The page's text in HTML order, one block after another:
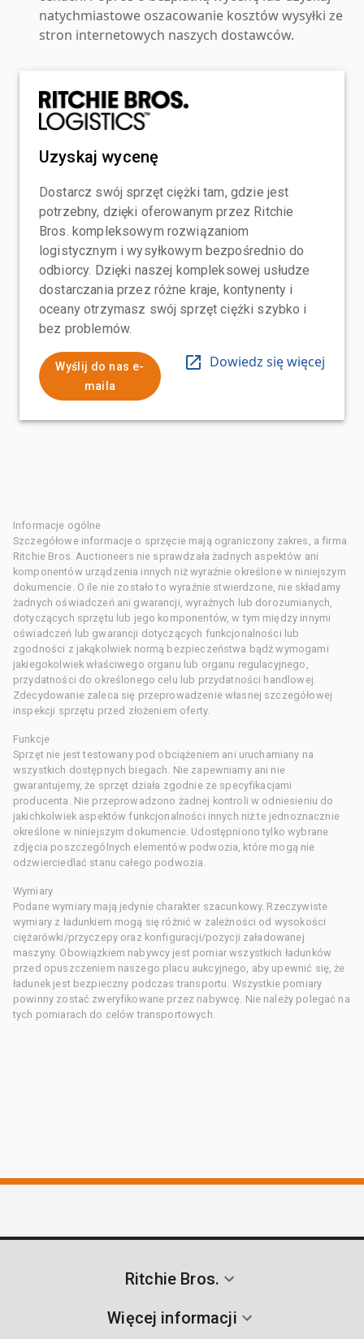
natychmiastowe oszacowanie kosztów wysyłki ze
stron internetowych naszych dostawców.
Uzyskaj wycenę
Dostarcz swój sprzęt ciężki tam, gdzie jest
potrzebny, dzięki oferowanym przez Ritchie
Bros. kompleksowym rozwiązaniom
logistycznym i wysyłkowym bezpośrednio do
odbiorcy. Dzięki naszej kompleksowej usłudze
dostarczania przez różne kraje, kontynenty i
oceany otrzymasz swój sprzęt ciężki szybko i
bez problemów.
Wyślij do nas e-
maila
Dowiedz się więcej
Informacje ogólne
Szczegółowe informacje o sprzęcie mają ograniczony zakres, a firma
Ritchie Bros. Auctioneers nie sprawdzała żadnych aspektów ani
komponentów urządzenia innych niż wyraźnie określone w niniejszym
dokumencie. O ile nie zostało to wyraźnie stwierdzone, nie składamy
żadnych oświadczeń ani gwarancji, wyraźnych lub dorozumianych,
dotyczących sprzętu lub jego komponentów, w tym między innymi
oświadczeń lub gwarancji dotyczących funkcjonalności lub
zgodności z jakąkolwiek normą bezpieczeństwa bądź wymogami
jakiegokolwiek właściwego organu lub organu regulacyjnego,
przydatności do określonego celu lub przydatności handlowej.
Zdecydowanie zaleca się przeprowadzenie własnej szczegółowej
inspekcji sprzętu przed złożeniem oferty.
Funkcje
Sprzęt nie jest testowany pod obciążeniem ani uruchamiany na
wszystkich dostępnych biegach. Nie zapewniamy ani nie
gwarantujemy, że sprzęt działa zgodnie ze specyfikacjami
producenta. Nie przeprowadzono żadnej kontroli w odniesieniu do
jakichkolwiek aspektów funkcjonalności innych niż te jednoznacznie
określone w niniejszym dokumencie. Udostępniono tylko wybrane
zdjęcia poszczególnych elementów podwozia, które mogą nie
odzwierciedlać stanu całego podwozia.
Wymiary
Podane wymiary mają jedynie charakter szacunkowy. Rzeczywiste
wymiary z ładunkiem mogą się różnić w zależności od wysokości
ciężarówki/przyczepy oraz konfiguracji/pozycji załadowanej
maszyny. Obowiązkiem nabywcy jest pomiar wszystkich ładunków
przed opuszczeniem naszego placu aukcyjnego, aby upewnić się, że
ładunek jest bezpieczny podczas transportu. Wszystkie pomiary
powinny zostać zweryfikowane przez nabywcę. Nie należy polegać na
tych pomiarach do celów transportowych.
Ritchie Bros.
Więcej informacji